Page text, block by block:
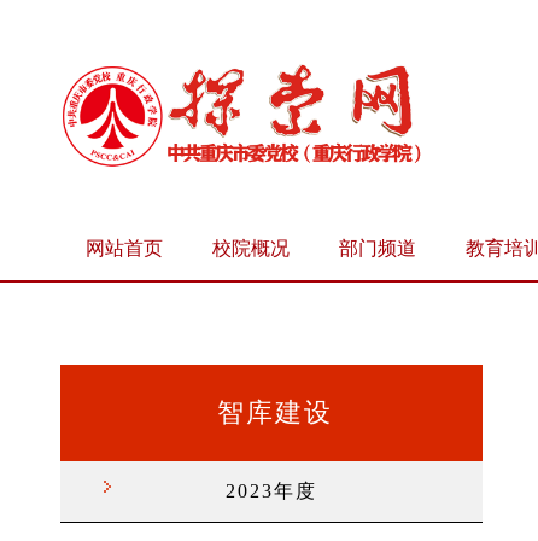
网站首页 校院概况 部门频道 教育培训
智库建设
2023年度